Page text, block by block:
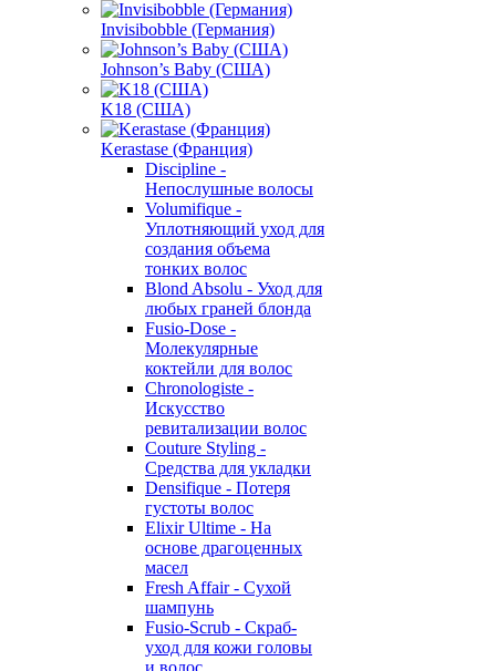
Invisibobble (Германия)
Johnson’s Baby (США)
K18 (США)
Kerastase (Франция)
Discipline -
Непослушные волосы
Volumifique -
Уплотняющий уход для
создания объема
тонких волос
Blond Absolu - Уход для
любых граней блонда
Fusio-Dose -
Молекулярные
коктейли для волос
Chronologiste -
Искусство
ревитализации волос
Couture Styling -
Средства для укладки
Densifique - Потеря
густоты волос
Elixir Ultime - На
основе драгоценных
масел
Fresh Affair - Сухой
шампунь
Fusio-Scrub - Скраб-
уход для кожи головы
и волос